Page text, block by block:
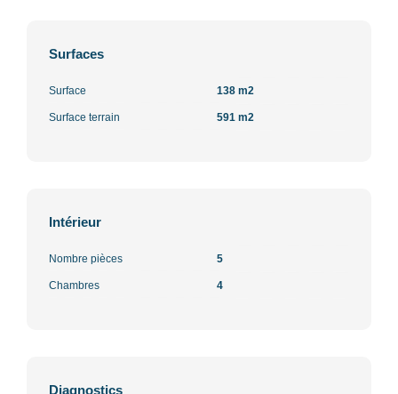
Surfaces
Surface 138 m2
Surface terrain 591 m2
Intérieur
Nombre pièces 5
Chambres 4
Diagnostics